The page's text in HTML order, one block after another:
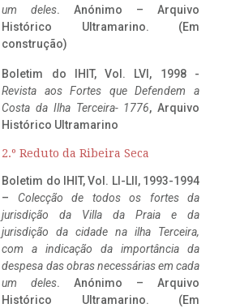
um deles. Anónimo – Arquivo
Histórico Ultramarino. (Em
construção)
Boletim do IHIT, Vol. LVI, 1998 -
Revista aos Fortes que Defendem a
Costa da Ilha Terceira- 1776, Arquivo
Histórico Ultramarino
2.º Reduto da Ribeira Seca
Boletim do IHIT, Vol. LI-LII, 1993-1994
– Colecção de todos os fortes da
jurisdição da Villa da Praia e da
jurisdição da cidade na ilha Terceira,
com a indicação da importância da
despesa das obras necessárias em cada
um deles. Anónimo – Arquivo
Histórico Ultramarino. (Em